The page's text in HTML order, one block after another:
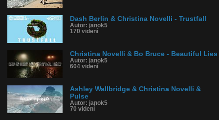
Dash Berlin & Christina Novelli - Trustfall
Autor: janok5
170 videní
Christina Novelli & Bo Bruce - Beautiful Lies
Autor: janok5
604 videní
Ashley Wallbridge & Christina Novelli &
Pulse
Autor: janok5
70 videní